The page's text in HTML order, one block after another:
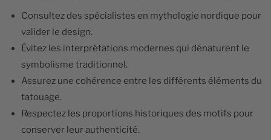
Consultez des spécialistes en mythologie nordique pour
valider le design.
Évitez les interprétations modernes qui dénaturent le
symbolisme traditionnel.
Assurez une cohérence entre les différents éléments du
tatouage.
Respectez les proportions historiques des motifs pour
conserver leur authenticité.